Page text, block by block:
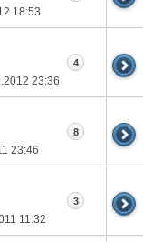
18:53
23:36
4
23:46
8
11:32
3